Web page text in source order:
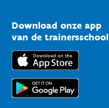
Bedrijven
Trainers en begeleiders
Topsporters
Vlaamse Trainersschool
Kennisplatform
Downloads
Voor de pers
Download onze app
van de trainersschool